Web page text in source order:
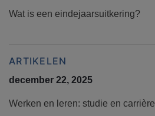
Wat is een eindejaarsuitkering?
ARTIKELEN
december 22, 2025
Werken en leren: studie en carrière